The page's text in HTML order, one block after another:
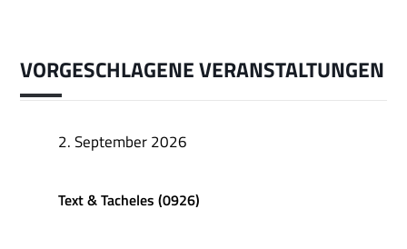
VORGESCHLAGENE VERANSTALTUNGEN
2. September 2026
Text & Tacheles (0926)